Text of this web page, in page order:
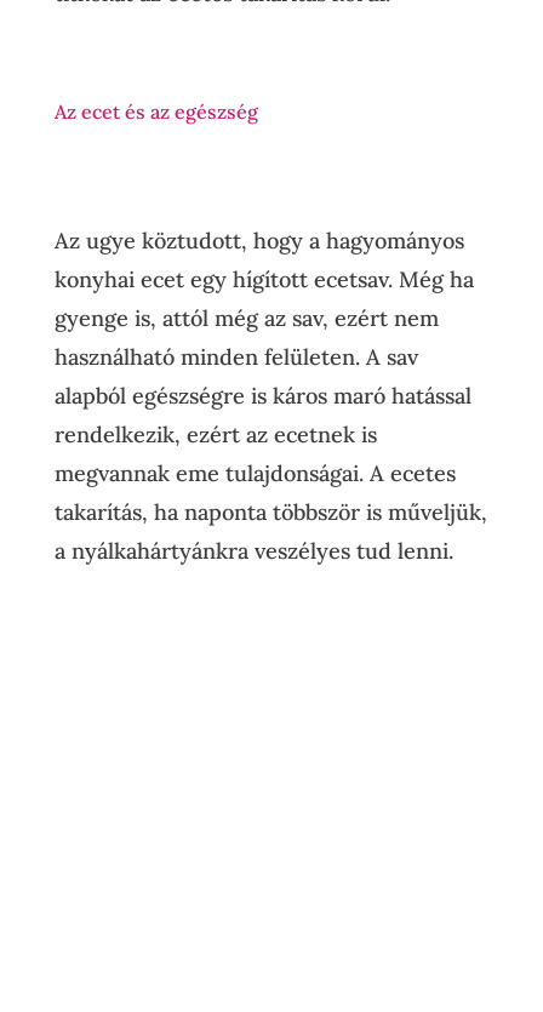
Az ecet és az egészség
Az ugye köztudott, hogy a hagyományos
konyhai ecet egy hígított ecetsav. Még ha
gyenge is, attól még az sav, ezért nem
használható minden felületen. A sav
alapból egészségre is káros maró hatással
rendelkezik, ezért az ecetnek is
megvannak eme tulajdonságai. A ecetes
takarítás, ha naponta többször is műveljük,
a nyálkahártyánkra veszélyes tud lenni.